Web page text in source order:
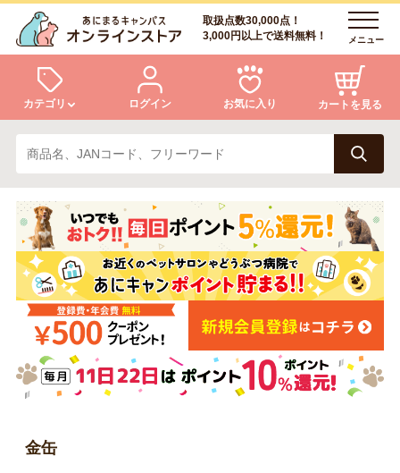
取扱点数30,000点！
3,000円以上で送料無料！
メニュー
カテゴリ
犬 猫
小動物・鳥 アクア・爬虫類・昆虫
ドッグフード キャットフード
美容・ケア用品 服・おさんぽ用品
日用品（デイリー）
ログイン お気に入り カートを見る
ログイン
会員登録
あにまるキャンパスについて
アフターサービス
商品リクエスト
お問い合わせ
金缶